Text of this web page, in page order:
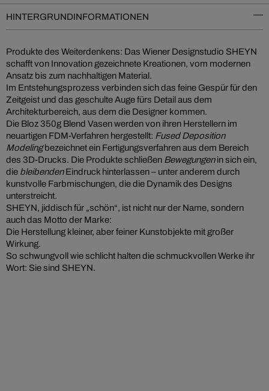
HINTERGRUNDINFORMATIONEN
Produkte des Weiterdenkens: Das Wiener Designstudio SHEYN
schafft von Innovation gezeichnete Kreationen, vom modernen
Ansatz bis zum nachhaltigen Material.
Im Entstehungsprozess verbinden sich das feine Gespür für den
Zeitgeist und das geschulte Auge fürs Detail aus dem
Architekturbereich, aus dem die Designer kommen.
Die Bloz 350g Blend Vasen werden von ihren Herstellern im
neuartigen FDM-Verfahren hergestellt: Fused Deposition
Modelingbezeichnet ein Fertigungsverfahren aus dem Bereich
des 3D-Drucks. Die Produkte schließen Bewegungenin sich ein,
die bleibendenEindruck hinterlassen – unter anderem durch
kunstvolle Farbmischungen, die die Dynamik des Designs
unterstreicht.
SHEYN, jiddisch für „schön“, ist nicht nur der Name, sondern
auch das Motto der Marke:
Die Herstellung kleiner, aber feiner Kunstobjekte mit großer
Wirkung.
So schwungvoll wie schlicht halten die schmuckvollen Werke ihr
Wort: Sie sind SHEYN.